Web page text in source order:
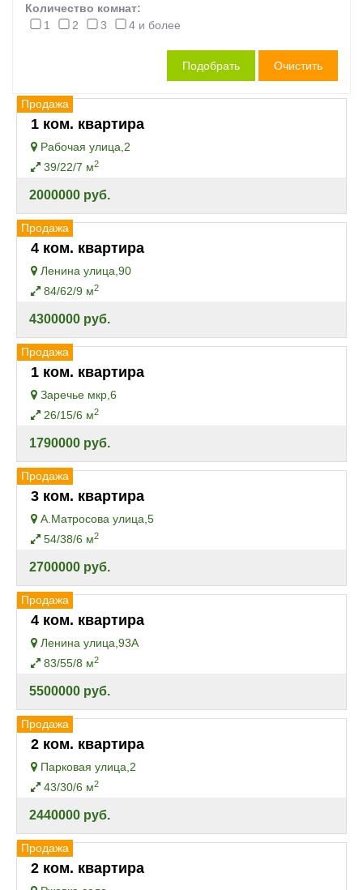
Количество комнат:
1
2 3 4 и более
Продажа
1 ком. квартира
Рабочая улица,2
39/22/7 м2
2000000 руб.
Продажа
4 ком. квартира
Ленина улица,90
84/62/9 м2
4300000 руб.
Продажа
1 ком. квартира
Заречье мкр,6
26/15/6 м2
1790000 руб.
Продажа
3 ком. квартира
А.Матросова улица,5
54/38/6 м2
2700000 руб.
Продажа
4 ком. квартира
Ленина улица,93А
83/55/8 м2
5500000 руб.
Продажа
2 ком. квартира
Парковая улица,2
43/30/6 м2
2440000 руб.
Продажа
2 ком. квартира